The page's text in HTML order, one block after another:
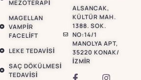
MEZOTERAPI
MAGELLAN
VAMPIR
FACELIFT
LEKE TEDAVISI
SAÇ DÖKÜLMESI
TEDAVISI
ALSANCAK,
KÜLTÜR MAH.
1388. SOK.
NO:14/1
MANOLYA APT,
35220 KONAK/
İZMIR